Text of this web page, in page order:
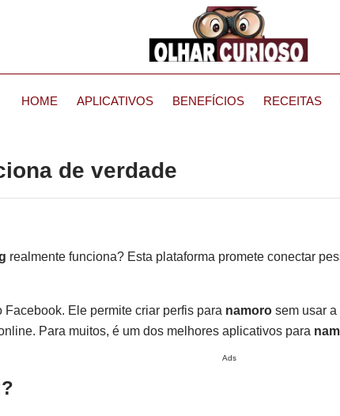
HOME APLICATIVOS BENEFÍCIOS RECEITAS
de verdade
realmente funciona? Esta plataforma promete conectar
Facebook. Ele permite criar perfis para namoro sem usar
Para muitos, é um dos melhores aplicativos para
Ads